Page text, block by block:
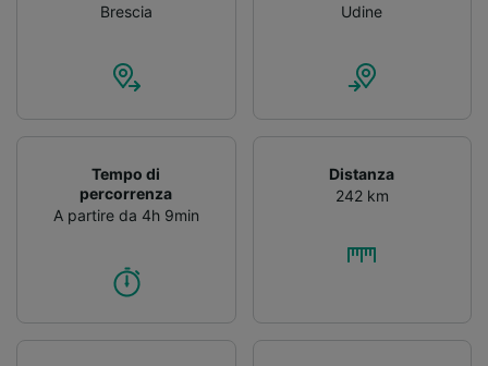
Brescia
Udine
Tempo di
percorrenza
A partire da 4h 9min
Distanza
242 km